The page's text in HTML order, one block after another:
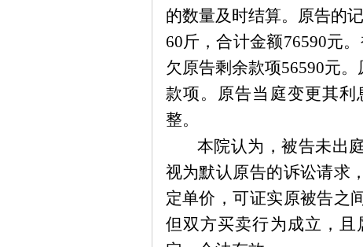
的数量及时结算。原告的
60斤，合计金额76590元
欠原告剩余款项56590元
款项。原告当庭变更其
整。
本院认为，被告未出
视为默认原告的诉讼请求
定单价，可证实原被告之
但双方买卖行为成立，